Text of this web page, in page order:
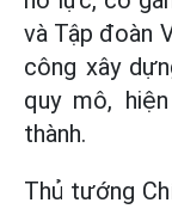
và Tập đoàn
công xây
quy mô,
thành.
Thủ tướng